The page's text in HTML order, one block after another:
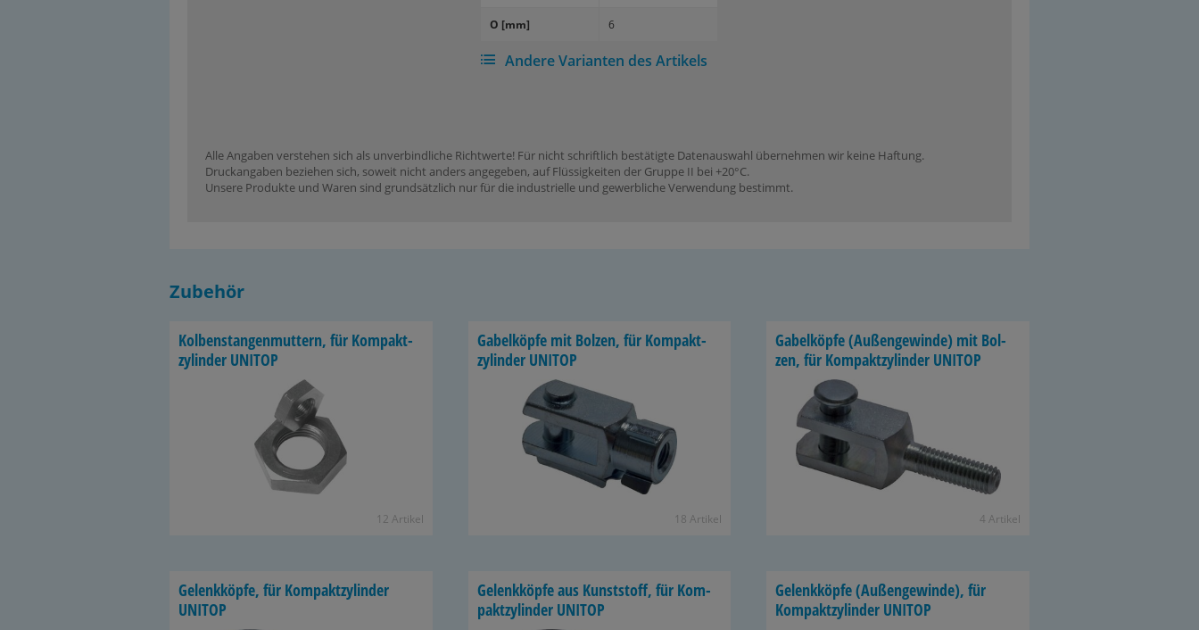
O [mm] 6
Andere Varianten des Artikels
Alle Angaben verstehen sich als unverbindliche Richtwerte! Für nicht schriftlich bestätigte Datenauswahl übernehmen wir keine Haftung.
Druckangaben beziehen sich, soweit nicht anders angegeben, auf Flüssigkeiten der Gruppe II bei +20°C.
Unsere Produkte und Waren sind grundsätzlich nur für die industrielle und gewerbliche Verwendung bestimmt.
Zubehör
Kol­ben­stan­gen­mut­tern, für Kom­pakt­
zy­lin­der UNITOP
12 Ar­ti­kel
Ga­bel­köp­fe mit Bol­zen, für Kom­pakt­
zy­lin­der UNITOP
18 Ar­ti­kel
Ga­bel­köp­fe (Au­ßen­ge­win­de) mit Bol­
zen, für Kom­pakt­zy­lin­der UNITOP
4 Ar­ti­kel
Ge­lenk­köp­fe, für Kom­pakt­zy­lin­der
UNITOP
Ge­lenk­köp­fe aus Kunst­stoff, für Kom­
pakt­zy­lin­der UNITOP
Ge­lenk­köp­fe (Au­ßen­ge­win­de), für
Kom­pakt­zy­lin­der UNITOP